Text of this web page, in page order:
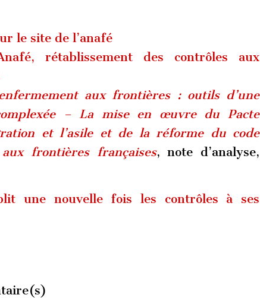
le site de l’anafé
rétablissement des contrôles aux
aux frontières : outils d’une
– La mise en œuvre du Pacte
et l’asile et de la réforme du code
frontières françaises, note d’analyse,
une nouvelle fois les contrôles à ses